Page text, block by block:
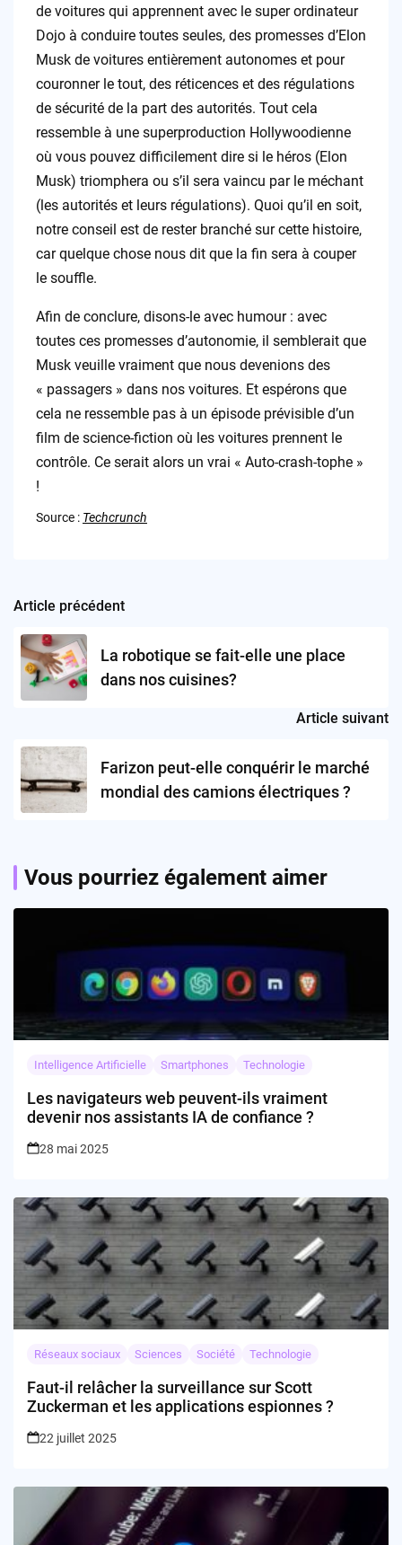
de voitures qui apprennent avec le super ordinateur
Dojo à conduire toutes seules, des promesses d’Elon
Musk de voitures entièrement autonomes et pour
couronner le tout, des réticences et des régulations
de sécurité de la part des autorités. Tout cela
ressemble à une superproduction Hollywoodienne
où vous pouvez difficilement dire si le héros (Elon
Musk) triomphera ou s’il sera vaincu par le méchant
(les autorités et leurs régulations). Quoi qu’il en soit,
notre conseil est de rester branché sur cette histoire,
car quelque chose nous dit que la fin sera à couper
le souffle.
Afin de conclure, disons-le avec humour : avec
toutes ces promesses d’autonomie, il semblerait que
Musk veuille vraiment que nous devenions des
« passagers » dans nos voitures. Et espérons que
cela ne ressemble pas à un épisode prévisible d’un
film de science-fiction où les voitures prennent le
contrôle. Ce serait alors un vrai « Auto-crash-tophe »
!
Source : Techcrunch
Post
navigation
Article précédent
La robotique se fait-elle une place
dans nos cuisines?
Article suivant
Farizon peut-elle conquérir le marché
mondial des camions électriques ?
Vous pourriez également aimer
Intelligence Artificielle Smartphones Technologie
Les navigateurs web peuvent-ils vraiment
devenir nos assistants IA de confiance ?
28 mai 2025
Réseaux sociaux Sciences Société Technologie
Faut-il relâcher la surveillance sur Scott
Zuckerman et les applications espionnes ?
22 juillet 2025